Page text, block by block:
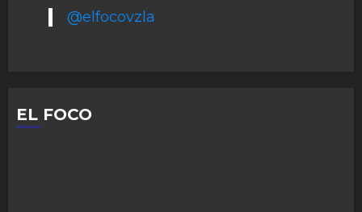
@elfocovzla
EL FOCO